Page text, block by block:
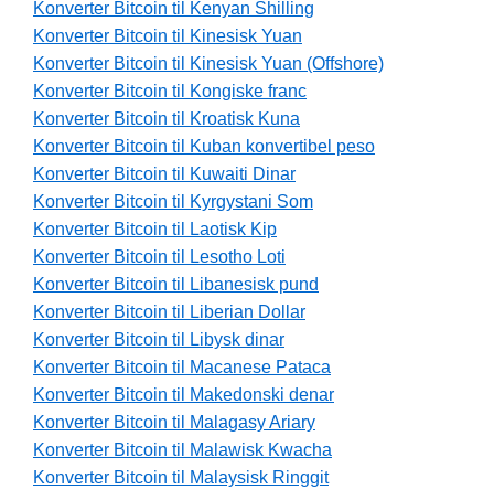
Konverter Bitcoin til Kenyan Shilling
Konverter Bitcoin til Kinesisk Yuan
Konverter Bitcoin til Kinesisk Yuan (Offshore)
Konverter Bitcoin til Kongiske franc
Konverter Bitcoin til Kroatisk Kuna
Konverter Bitcoin til Kuban konvertibel peso
Konverter Bitcoin til Kuwaiti Dinar
Konverter Bitcoin til Kyrgystani Som
Konverter Bitcoin til Laotisk Kip
Konverter Bitcoin til Lesotho Loti
Konverter Bitcoin til Libanesisk pund
Konverter Bitcoin til Liberian Dollar
Konverter Bitcoin til Libysk dinar
Konverter Bitcoin til Macanese Pataca
Konverter Bitcoin til Makedonski denar
Konverter Bitcoin til Malagasy Ariary
Konverter Bitcoin til Malawisk Kwacha
Konverter Bitcoin til Malaysisk Ringgit